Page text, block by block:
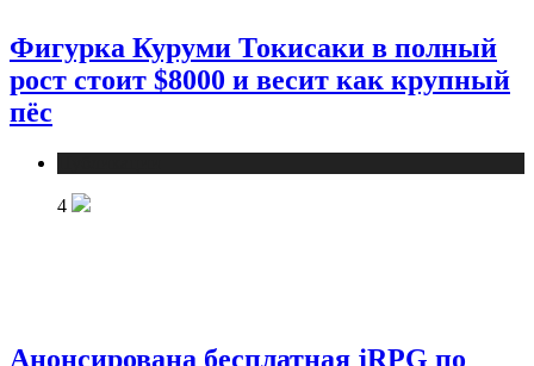
Фигурка Куруми Токисаки в полный
рост стоит $8000 и весит как крупный
пёс
4
Анонсирована бесплатная jRPG по